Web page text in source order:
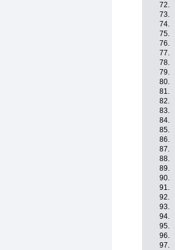
72.
73.
74.
75.
76.
77.
78.
79.
80.
81.
82.
83.
84.
85.
86.
87.
88.
89.
90.
91.
92.
93.
94.
95.
96.
97.